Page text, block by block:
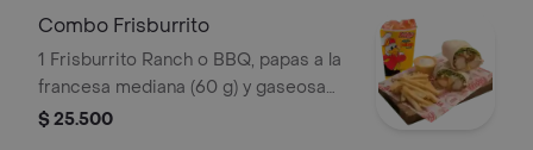
Combo Frisburrito
1 Frisburrito Ranch o BBQ, papas a la
francesa mediana (60 g) y gaseosa
(325 ml)
$ 25.500